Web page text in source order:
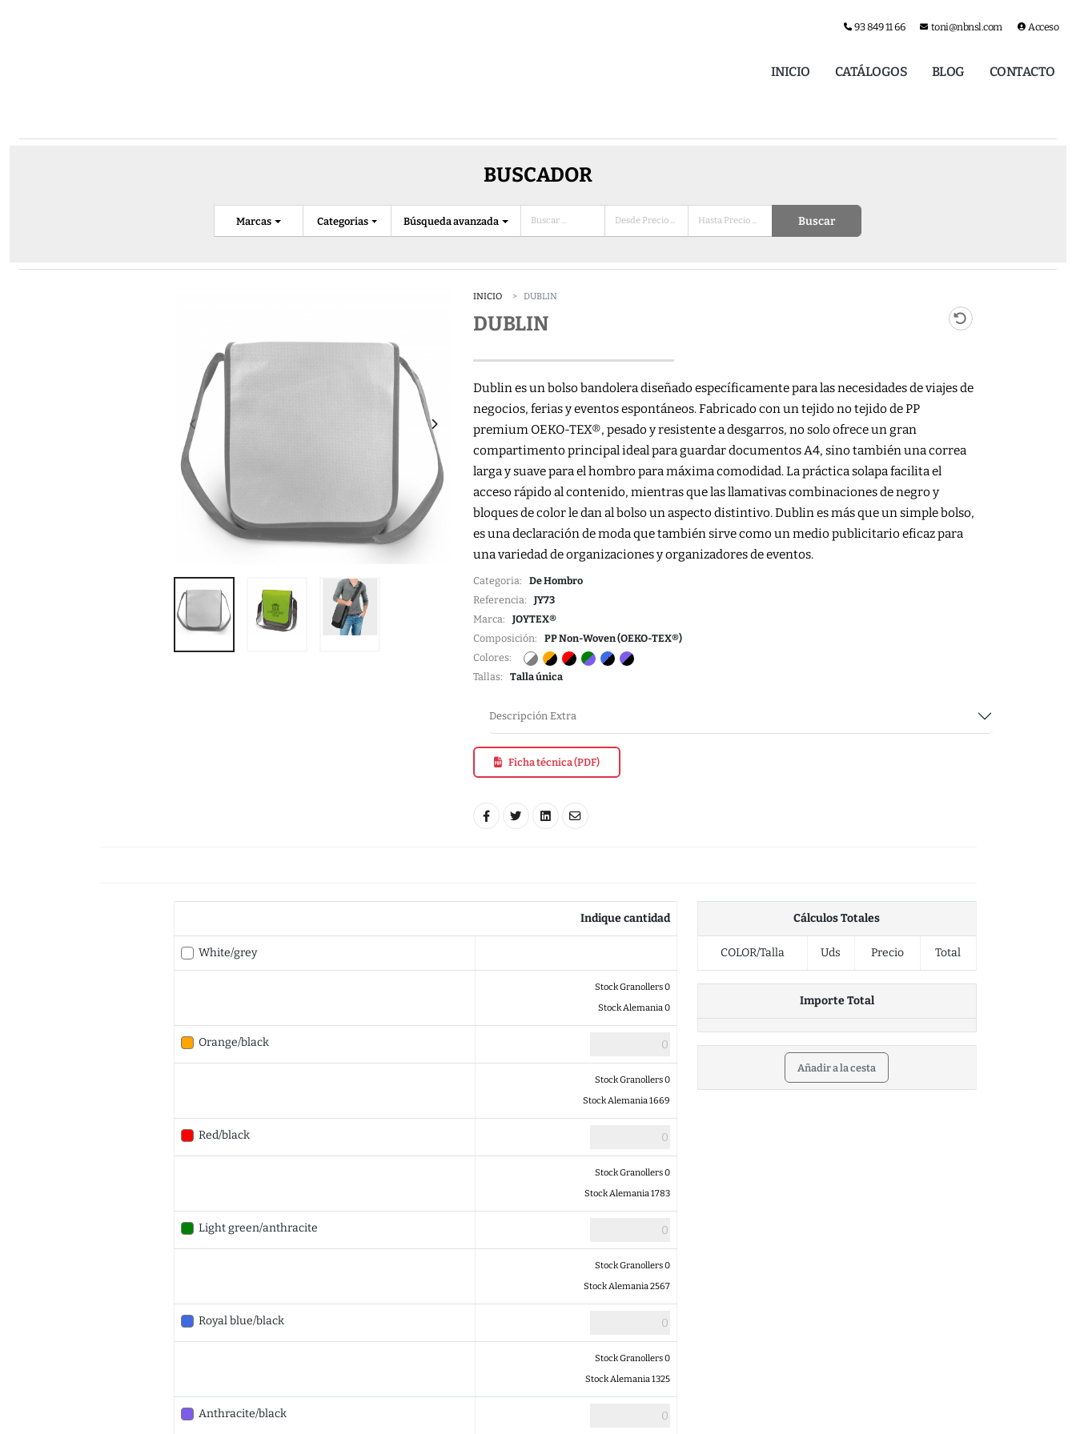
93 849 11 66 toni@nbnsl.com Acceso
INICIO CATÁLOGOS BLOG CONTACTO
BUSCADOR
Categorias
Marcas Búsqueda avanzada Buscar
INICIO DUBLIN
DUBLIN
Dublin es un bolso bandolera diseñado específicamente para las necesidades de viajes de
negocios, ferias y eventos espontáneos. Fabricado con un tejido no tejido de PP
premium OEKO-TEX®, pesado y resistente a desgarros, no solo ofrece un gran
compartimento principal ideal para guardar documentos A4, sino también una correa
larga y suave para el hombro para máxima comodidad. La práctica solapa facilita el
acceso rápido al contenido, mientras que las llamativas combinaciones de negro y
bloques de color le dan al bolso un aspecto distintivo. Dublin es más que un simple bolso,
es una declaración de moda que también sirve como un medio publicitario eficaz para
una variedad de organizaciones y organizadores de eventos.
Categoria: De Hombro
Referencia: JY73
Marca: JOYTEX®
Composición: PP Non-Woven (OEKO-TEX®)
Colores:
Tallas: Talla única
Descripción Extra
Ficha técnica (PDF)
Indique cantidad
White/grey
Stock Granollers 0
Stock Alemania 0
Orange/black
Stock Granollers 0
Stock Alemania 1669
Red/black
Stock Granollers 0
Stock Alemania 1783
Light green/anthracite
Stock Granollers 0
Stock Alemania 2567
Royal blue/black
Stock Granollers 0
Stock Alemania 1325
Anthracite/black
Cálculos Totales
COLOR/Talla Uds Precio Total
Importe Total
Añadir a la cesta